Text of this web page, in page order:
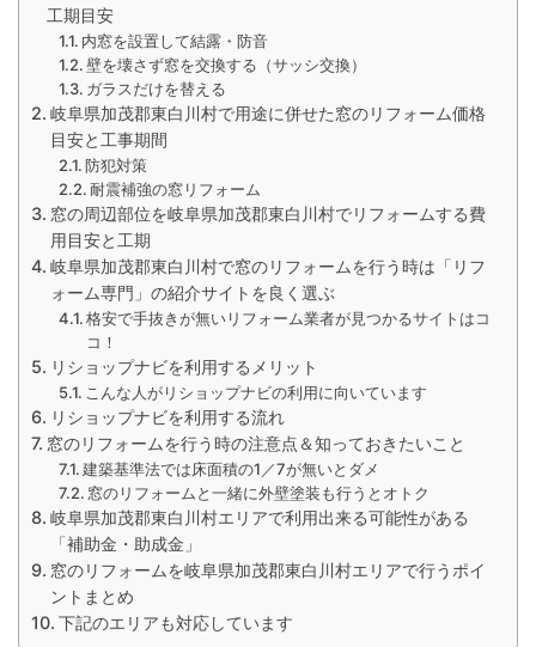
工期目安
内窓を設置して結露・防音
壁を壊さず窓を交換する（サッシ交換）
ガラスだけを替える
岐阜県加茂郡東白川村で用途に併せた窓のリフォーム価格
目安と工事期間
防犯対策
耐震補強の窓リフォーム
窓の周辺部位を岐阜県加茂郡東白川村でリフォームする費
用目安と工期
岐阜県加茂郡東白川村で窓のリフォームを行う時は「リフ
ォーム専門」の紹介サイトを良く選ぶ
格安で手抜きが無いリフォーム業者が見つかるサイトはコ
コ！
リショップナビを利用するメリット
こんな人がリショップナビの利用に向いています
リショップナビを利用する流れ
窓のリフォームを行う時の注意点＆知っておきたいこと
建築基準法では床面積の1／7が無いとダメ
窓のリフォームと一緒に外壁塗装も行うとオトク
岐阜県加茂郡東白川村エリアで利用出来る可能性がある
「補助金・助成金」
窓のリフォームを岐阜県加茂郡東白川村エリアで行うポイ
ントまとめ
下記のエリアも対応しています